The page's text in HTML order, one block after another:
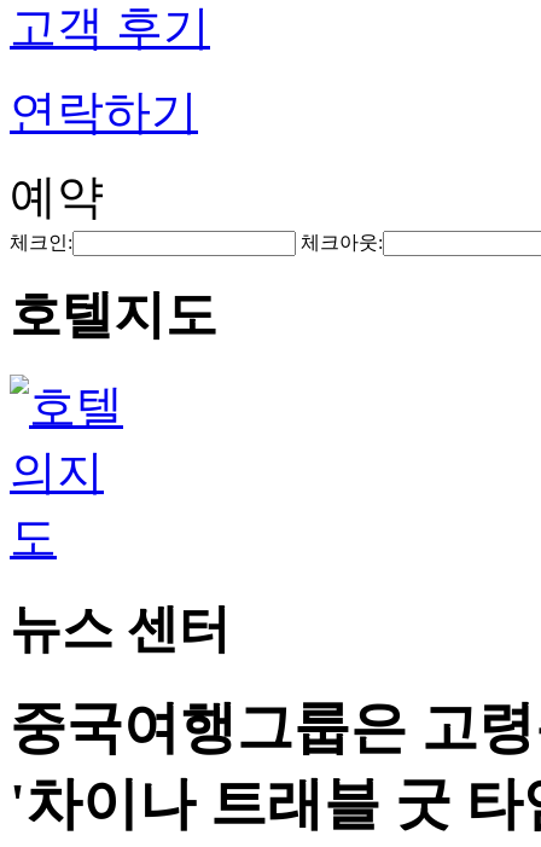
고객 후기
연락하기
예약
체크인: 체크아웃:
호텔지도
뉴스 센터
중국여행그룹은 고
'차이나 트래블 굿